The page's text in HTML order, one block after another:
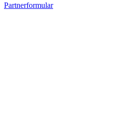
Partnerformular